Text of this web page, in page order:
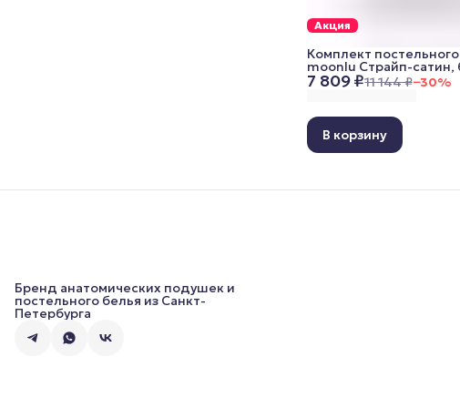
Акция
7 809 ₽11 144 ₽−30%
Комплект
moonlu Страйп-сатин,
семейный (дуэт)
70x70 см)
В корзину
Бренд анатомических подушек и
постельного белья из Санкт-
Петербурга